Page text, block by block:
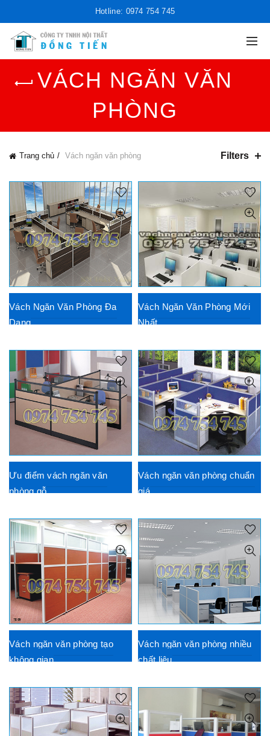
Hotline: 0974 754 745
VÁCH NGĂN VĂN
PHÒNG
Trang chủ Vách ngăn văn phòng Filters
Vách Ngăn Văn Phòng Đa
Dạng
Vách Ngăn Văn Phòng Mới
Nhất
Ưu điểm vách ngăn văn
phòng gỗ
Vách ngăn văn phòng chuẩn
giá
Vách ngăn văn phòng tạo
không gian
Vách ngăn văn phòng nhiều
chất liệu